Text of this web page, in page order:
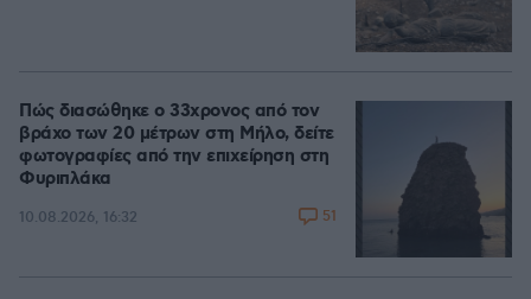
Πώς διασώθηκε ο 33χρονος από τον
βράχο των 20 μέτρων στη Μήλο, δείτε
φωτογραφίες από την επιχείρηση στη
Φυριπλάκα
10.08.2026, 16:32 51